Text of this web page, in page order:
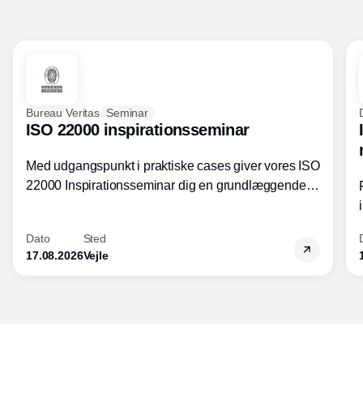
Bureau Veritas Seminar
ISO 22000 inspirationsseminar
Med udgangspunkt i praktiske cases giver vores ISO
22000 Inspirationsseminar dig en grundlæggende
fødevarestandardens integration med andre
standarder.
Dato
17.08.2026
Sted
Vejle